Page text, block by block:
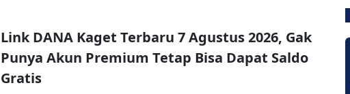
Link DANA Kaget Terbaru 7 Agustus 2026, Gak
Punya Akun Premium Tetap Bisa Dapat Saldo
Gratis